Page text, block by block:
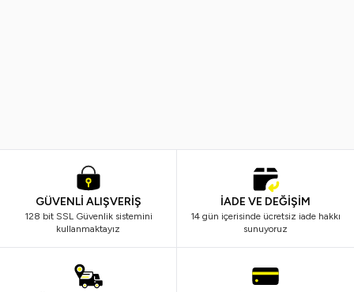
GÜVENLİ ALIŞVERİŞ
128 bit SSL Güvenlik sistemini
kullanmaktayız
İADE VE DEĞİŞİM
14 gün içerisinde ücretsiz iade hakkı
sunuyoruz